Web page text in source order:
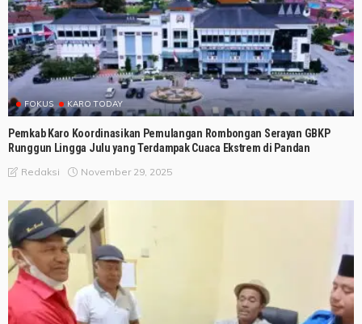
FOKUS KARO TODAY
Pemkab Karo Koordinasikan Pemulangan Rombongan Serayan GBKP
Runggun Lingga Julu yang Terdampak Cuaca Ekstrem di Pandan
Redaksi November 29, 2025